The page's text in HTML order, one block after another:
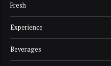
Fresh
Experience
Beverages